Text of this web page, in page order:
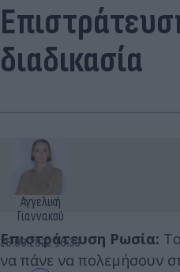
διαδικασία
Αγγελική
Γιαννακού
26.09.2022 16:39
Επιστράτευση Ρωσία:
να πάνε να πολεμήσουν